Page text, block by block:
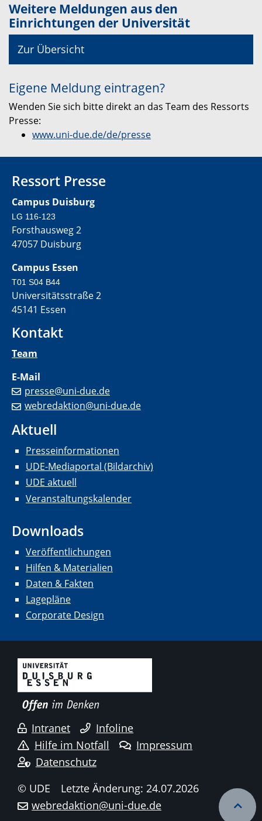
Weitere Meldungen aus den
Einrichtungen der Universität
Zur Übersicht
Eigene Meldung eintragen?
Wenden Sie sich bitte direkt an das Team des Ressorts
Presse:
www.uni-due.de/de/presse
Ressort Presse
Campus Duisburg
LG 116-123
Forsthausweg 2
47057 Duisburg
Campus Essen
T01 S04 B44
Universitätsstraße 2
45141 Essen
Kontakt
Team
E-Mail
presse@uni-due.de
webredaktion@uni-due.de
Aktuell
Presseinformationen
UDE-Mediaportal (Bildarchiv)
UDE aktuell
Veranstaltungskalender
Downloads
Veröffentlichungen
Hilfen & Materialien
Daten & Fakten
Lagepläne
Corporate Design
Intranet
Infoline
Hilfe im Notfall
Impressum
Datenschutz
© UDE
Letzte Änderung: 24.07.2026
webredaktion@uni-due.de